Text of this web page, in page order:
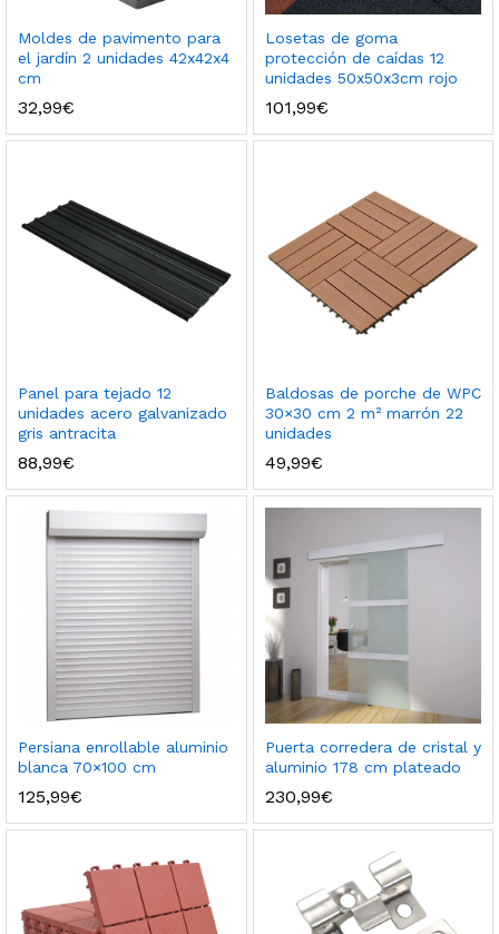
Moldes de pavimento para
el jardín 2 unidades 42x42x4
cm
32,99€
Losetas de goma
protección de caídas 12
unidades 50x50x3cm rojo
101,99€
Panel para tejado 12
unidades acero galvanizado
gris antracita
88,99€
Baldosas de porche de WPC
30×30 cm 2 m² marrón 22
unidades
49,99€
Persiana enrollable aluminio
blanca 70×100 cm
125,99€
Puerta corredera de cristal y
aluminio 178 cm plateado
230,99€